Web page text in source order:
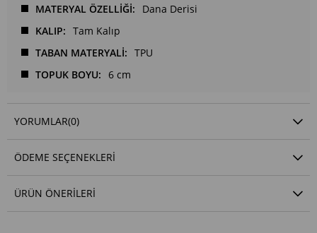
MATERYAL ÖZELLİĞİ
Dana Derisi
KALIP
Tam Kalıp
TABAN MATERYALİ
TPU
TOPUK BOYU
6 cm
YORUMLAR(0)
ÖDEME SEÇENEKLERI
ÜRÜN ÖNERILERI